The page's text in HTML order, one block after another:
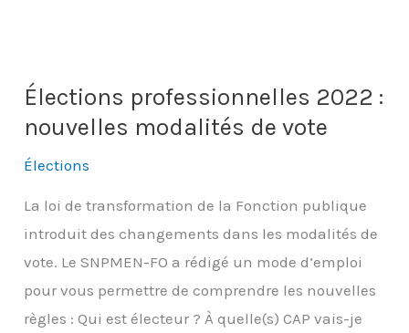
Élections professionnelles 2022 :
nouvelles modalités de vote
Élections
La loi de transformation de la Fonction publique
introduit des changements dans les modalités de
vote. Le SNPMEN-FO a rédigé un mode d’emploi
pour vous permettre de comprendre les nouvelles
règles : Qui est électeur ? À quelle(s) CAP vais-je